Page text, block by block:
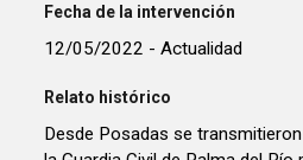
Fecha de la intervención
12/05/2022 - Actualidad
Relato histórico
Desde Posadas se